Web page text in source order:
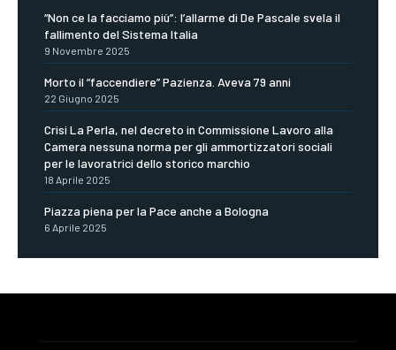
“Non ce la facciamo più”: l’allarme di De Pascale svela il
fallimento del Sistema Italia
9 Novembre 2025
Morto il “faccendiere” Pazienza. Aveva 79 anni
22 Giugno 2025
Crisi La Perla, nel decreto in Commissione Lavoro alla
Camera nessuna norma per gli ammortizzatori sociali
per le lavoratrici dello storico marchio
18 Aprile 2025
Piazza piena per la Pace anche a Bologna
6 Aprile 2025